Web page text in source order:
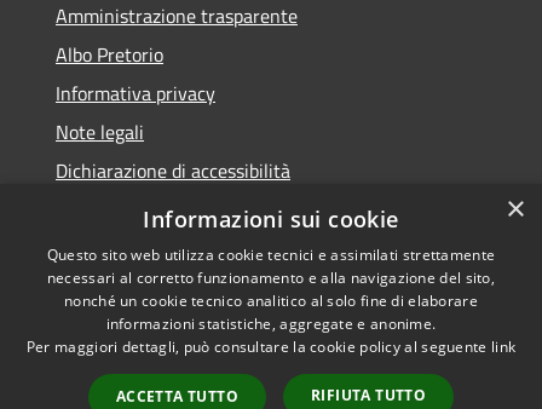
Amministrazione trasparente
Albo Pretorio
Informativa privacy
Note legali
Dichiarazione di accessibilità
Piano di miglioramento dei servizi
Accessibilità
Copyright © 2026 • Comune di
Sansepolcro • Powered by
Municipium•
Accesso
×
Informazioni sui cookie
Questo sito web utilizza cookie tecnici e assimilati strettamente
necessari al corretto funzionamento e alla navigazione del sito,
nonché un cookie tecnico analitico al solo fine di elaborare
informazioni statistiche, aggregate e anonime.
Per maggiori dettagli, può consultare la cookie policy al seguente link
ACCETTA TUTTO RIFIUTA TUTTO